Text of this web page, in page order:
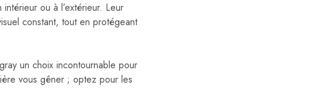
ou à l’extérieur. Leur
constant, tout en protégeant
un choix incontournable pour
vous gêner ; optez pour les